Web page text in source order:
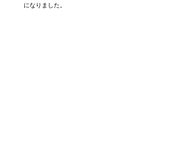
になりました。